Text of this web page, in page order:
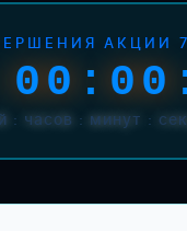
АКЦИИ
: часов : минут :